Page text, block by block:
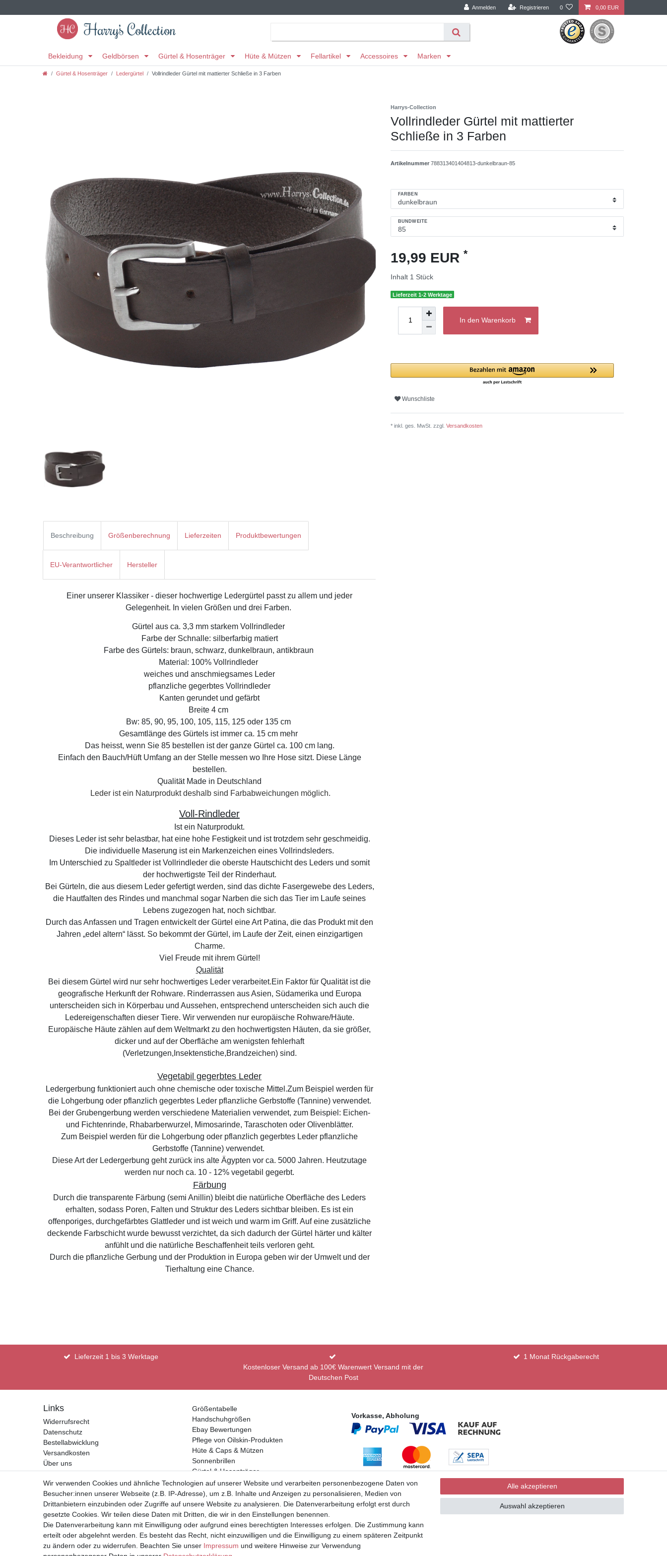
Anmelden Registrieren 0 0,00 EUR
Bekleidung Geldbörsen Gürtel & Hosenträger Hüte & Mützen Fellartikel Accessoires Marken
Gürtel & Hosenträger Ledergürtel Vollrindleder Gürtel mit mattierter Schließe in 3 Farben
Harrys-Collection
Vollrindleder Gürtel mit mattierter
Schließe in 3 Farben
Artikelnummer 788313401404813-dunkelbraun-85
FARBEN
BUNDWEITE
19,99 EUR *
Inhalt 1 Stück
Lieferzeit 1-2 Werktage
In den Warenkorb
Wunschliste
* inkl. ges. MwSt. zzgl. Versandkosten
Beschreibung Größenberechnung Lieferzeiten Produktbewertungen
EU-Verantwortlicher Hersteller
Einer unserer Klassiker - dieser hochwertige Ledergürtel passt zu allem und jeder
Gelegenheit. In vielen Größen und drei Farben.
Gürtel aus ca. 3,3 mm starkem Vollrindleder
Farbe der Schnalle: silberfarbig matiert
Farbe des Gürtels: braun, schwarz, dunkelbraun, antikbraun
Material: 100% Vollrindleder
weiches und anschmiegsames Leder
pflanzliche gegerbtes Vollrindleder
Kanten gerundet und gefärbt
Breite 4 cm
Bw: 85, 90, 95, 100, 105, 115, 125 oder 135 cm
Gesamtlänge des Gürtels ist immer ca. 15 cm mehr
Das heisst, wenn Sie 85 bestellen ist der ganze Gürtel ca. 100 cm lang.
Einfach den Bauch/Hüft Umfang an der Stelle messen wo Ihre Hose sitzt. Diese Länge
bestellen.
Qualität Made in Deutschland
Leder ist ein Naturprodukt deshalb sind Farbabweichungen möglich.
Voll-Rindleder
Ist ein Naturprodukt.
Dieses Leder ist sehr belastbar, hat eine hohe Festigkeit und ist trotzdem sehr geschmeidig.
Die individuelle Maserung ist ein Markenzeichen eines Vollrindsleders.
Im Unterschied zu Spaltleder ist Vollrindleder die oberste Hautschicht des Leders und somit
der hochwertigste Teil der Rinderhaut.
Bei Gürteln, die aus diesem Leder gefertigt werden, sind das dichte Fasergewebe des Leders,
die Hautfalten des Rindes und manchmal sogar Narben die sich das Tier im Laufe seines
Lebens zugezogen hat, noch sichtbar.
Durch das Anfassen und Tragen entwickelt der Gürtel eine Art Patina, die das Produkt mit den
Jahren „edel altern“ lässt. So bekommt der Gürtel, im Laufe der Zeit, einen einzigartigen
Charme.
Viel Freude mit ihrem Gürtel!
Qualität
Bei diesem Gürtel wird nur sehr hochwertiges Leder verarbeitet.Ein Faktor für Qualität ist die
geografische Herkunft der Rohware. Rinderrassen aus Asien, Südamerika und Europa
unterscheiden sich in Körperbau und Aussehen, entsprechend unterscheiden sich auch die
Ledereigenschaften dieser Tiere. Wir verwenden nur europäische Rohware/Häute.
Europäische Häute zählen auf dem Weltmarkt zu den hochwertigsten Häuten, da sie größer,
dicker und auf der Oberfläche am wenigsten fehlerhaft
(Verletzungen,Insektenstiche,Brandzeichen) sind.
Vegetabil gegerbtes Leder
Ledergerbung funktioniert auch ohne chemische oder toxische Mittel.Zum Beispiel werden für
die Lohgerbung oder pflanzlich gegerbtes Leder pflanzliche Gerbstoffe (Tannine) verwendet.
Bei der Grubengerbung werden verschiedene Materialien verwendet, zum Beispiel: Eichen-
und Fichtenrinde, Rhabarberwurzel, Mimosarinde, Taraschoten oder Olivenblätter.
Zum Beispiel werden für die Lohgerbung oder pflanzlich gegerbtes Leder pflanzliche
Gerbstoffe (Tannine) verwendet.
Diese Art der Ledergerbung geht zurück ins alte Ägypten vor ca. 5000 Jahren. Heutzutage
werden nur noch ca. 10 - 12% vegetabil gegerbt.
Färbung
Durch die transparente Färbung (semi Anillin) bleibt die natürliche Oberfläche des Leders
erhalten, sodass Poren, Falten und Struktur des Leders sichtbar bleiben. Es ist ein
offenporiges, durchgefärbtes Glattleder und ist weich und warm im Griff. Auf eine zusätzliche
deckende Farbschicht wurde bewusst verzichtet, da sich dadurch der Gürtel härter und kälter
anfühlt und die natürliche Beschaffenheit teils verloren geht.
Durch die pflanzliche Gerbung und der Produktion in Europa geben wir der Umwelt und der
Tierhaltung eine Chance.
Lieferzeit 1 bis 3 Werktage
Kostenloser Versand ab 100€ Warenwert Versand mit der
Deutschen Post
1 Monat Rückgaberecht
Links
Widerrufsrecht
Datenschutz
Bestellabwicklung
Versandkosten
Über uns
Kontakt
Impressum
AGB
Vertrag widerrufen
Größentabelle
Handschuhgrößen
Ebay Bewertungen
Pflege von Oilskin-Produkten
Hüte & Caps & Mützen
Sonnenbrillen
Gürtel & Hosenträger
Geldbörsen
Vorkasse, Abholung
* Alle Preise inkl. Mehrwertsteuer und zuzüglich Versand | **ehemaliger Verkäuferpreis
Wir verwenden Cookies und ähnliche Technologien auf unserer Website und verarbeiten personenbezogene Daten von
Besucher:innen unserer Webseite (z.B. IP-Adresse), um z.B. Inhalte und Anzeigen zu personalisieren, Medien von
Drittanbietern einzubinden oder Zugriffe auf unsere Website zu analysieren. Die Datenverarbeitung erfolgt erst durch
gesetzte Cookies. Wir teilen diese Daten mit Dritten, die wir in den Einstellungen benennen.
Die Datenverarbeitung kann mit Einwilligung oder aufgrund eines berechtigten Interesses erfolgen. Die Zustimmung kann
erteilt oder abgelehnt werden. Es besteht das Recht, nicht einzuwilligen und die Einwilligung zu einem späteren Zeitpunkt
zu ändern oder zu widerrufen. Beachten Sie unser Impressum und weitere Hinweise zur Verwendung
Alle akzeptieren
Auswahl akzeptieren